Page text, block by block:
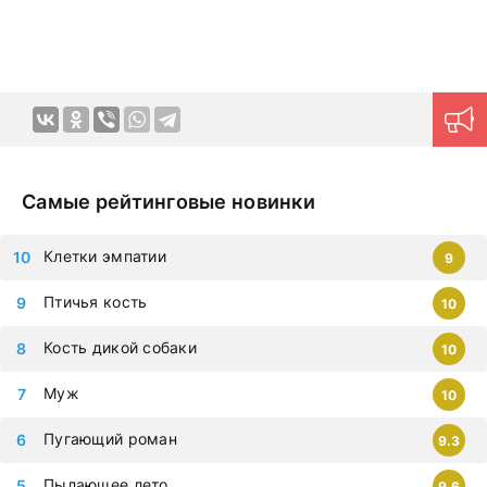
немедленно, чтобы не упустить самые современные
дорамы, которыми восхищается весь мир. Все фильмы
Самые рейтинговые новинки
Пугающий роман 9.3
Муж 10
Кость дикой собаки 10
Птичья кость 10
Клетки эмпатии 9